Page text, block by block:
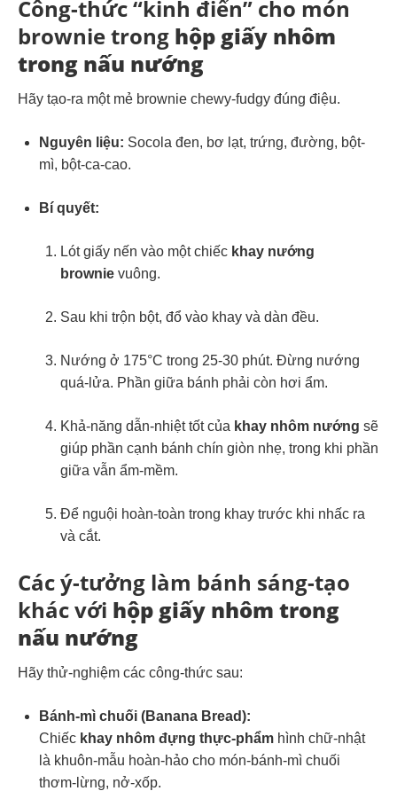
Công-thức “kinh điển” cho món
brownie trong hộp giấy nhôm
trong nấu nướng
Hãy tạo-ra một mẻ brownie chewy-fudgy đúng điệu.
Nguyên liệu: Socola đen, bơ lạt, trứng, đường, bột-
mì, bột-ca-cao.
Bí quyết:
Lót giấy nến vào một chiếc khay nướng
brownie vuông.
Sau khi trộn bột, đổ vào khay và dàn đều.
Nướng ở 175°C trong 25-30 phút. Đừng nướng
quá-lửa. Phần giữa bánh phải còn hơi ẩm.
Khả-năng dẫn-nhiệt tốt của khay nhôm nướng sẽ
giúp phần cạnh bánh chín giòn nhẹ, trong khi phần
giữa vẫn ẩm-mềm.
Để nguội hoàn-toàn trong khay trước khi nhấc ra
và cắt.
Các ý-tưởng làm bánh sáng-tạo
khác với hộp giấy nhôm trong
nấu nướng
Hãy thử-nghiệm các công-thức sau:
Bánh-mì chuối (Banana Bread):
Chiếc khay nhôm đựng thực-phẩm hình chữ-nhật
là khuôn-mẫu hoàn-hảo cho món-bánh-mì chuối
thơm-lừng, nở-xốp.